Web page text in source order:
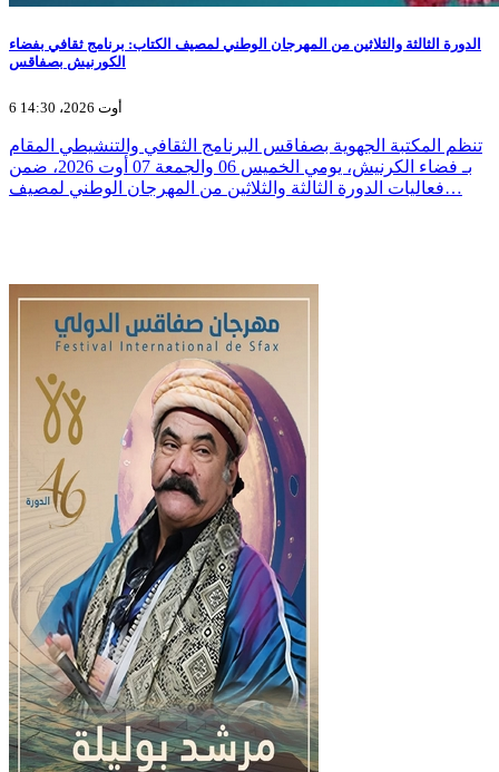
الدورة الثالثة والثلاثين من المهرجان الوطني لمصيف الكتاب: برنامج ثقافي بفضاء
الكورنيش بصفاقس
6 أوت 2026، 14:30
تنظم المكتبة الجهوية بصفاقس البرنامج الثقافي والتنشيطي المقام
بـ فضاء الكرنيش، يومي الخميس 06 والجمعة 07 أوت 2026، ضمن
فعاليات الدورة الثالثة والثلاثين من المهرجان الوطني لمصيف…